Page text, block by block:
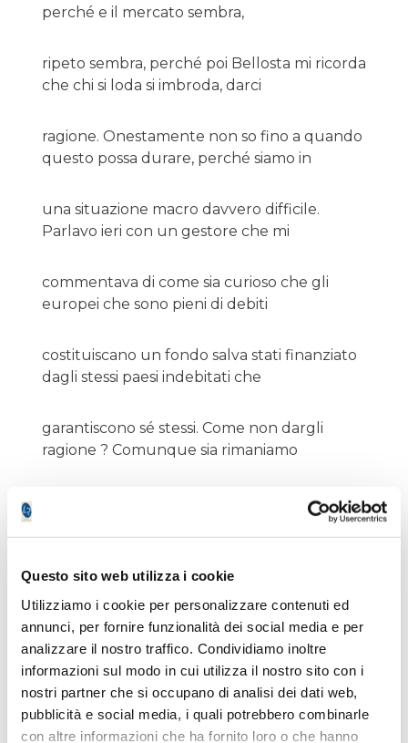
Questo sito web utilizza i cookie
Utilizziamo i cookie per personalizzare contenuti ed
annunci, per fornire funzionalità dei social media e per
analizzare il nostro traffico. Condividiamo inoltre
informazioni sul modo in cui utilizza il nostro sito con i
nostri partner che si occupano di analisi dei dati web,
pubblicità e social media, i quali potrebbero combinarle
con altre informazioni che ha fornito loro o che hanno
perché e il mercato sembra,
ripeto sembra, perché poi Bellosta mi ricorda
che chi si loda si imbroda, darci
ragione. Onestamente non so fino a quando
questo possa durare, perché siamo in
una situazione macro davvero difficile.
Parlavo ieri con un gestore che mi
commentava di come sia curioso che gli
europei che sono pieni di debiti
costituiscano un fondo salva stati finanziato
dagli stessi paesi indebitati che
garantiscono sé stessi. Come non dargli
ragione ? Comunque sia rimaniamo
rialzisti ed anche uno storno verso 16.000 o
Veniamo al sodo e guardiamo
alcuni titoli:
BIESSE: accumulazione da favola,